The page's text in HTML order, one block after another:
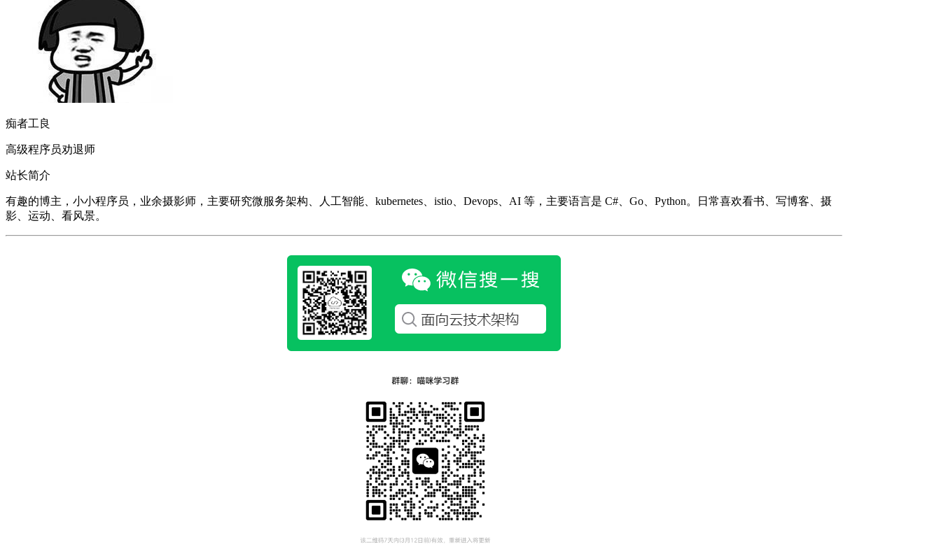
痴者工良
高级程序员劝退师
站长简介
有趣的博主，小小程序员，业余摄影师，主要研究微服务架构、人工智能、kubernetes、istio、Devops、AI 等，主要语言是 C#、Go、Python。日常喜欢看书、写博客、摄
影、运动、看风景。